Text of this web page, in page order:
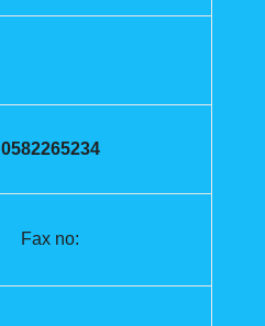
0582265234
Fax no: